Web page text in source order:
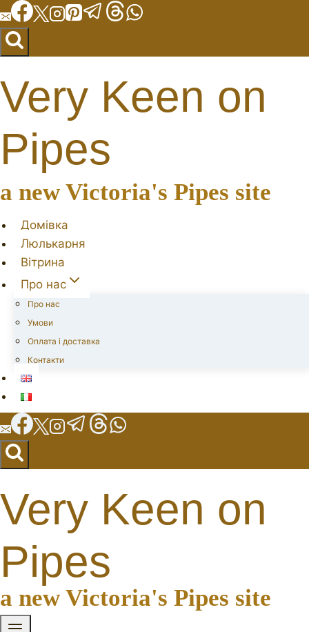
Перейти
до
вмісту
Very Keen on
Pipes
a new Victoria's Pipes site
Домівка
Люлькарня
Вітрина
Про нас
Про нас
Умови
Оплата і доставка
Контакти
Very Keen on
Pipes
a new Victoria's Pipes site